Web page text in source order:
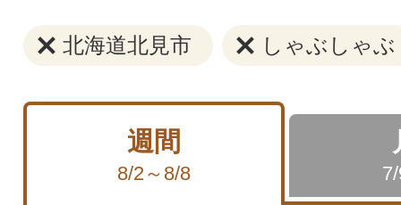
北海道北見市 しゃぶしゃぶ
週間
8/2～8/8